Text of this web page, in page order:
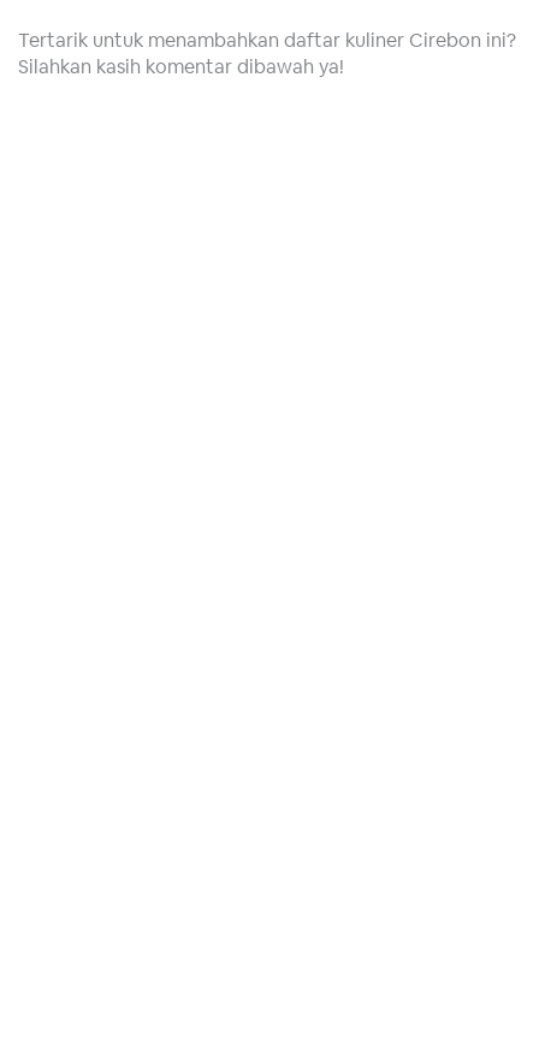
Tertarik untuk menambahkan daftar kuliner Cirebon ini?
Silahkan kasih komentar dibawah ya!